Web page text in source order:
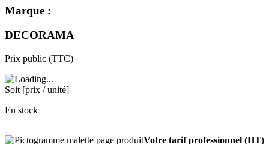
Marque :
DECORAMA
Prix public (TTC)
Soit [prix / unité]
En stock
Votre tarif professionnel (HT)